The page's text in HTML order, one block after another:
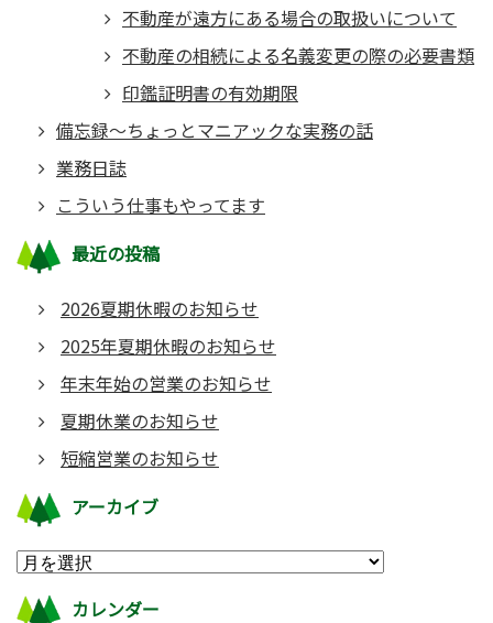
不動産が遠方にある場合の取扱いについて
不動産の相続による名義変更の際の必要書類
印鑑証明書の有効期限
備忘録～ちょっとマニアックな実務の話
業務日誌
こういう仕事もやってます
最近の投稿
2026夏期休暇のお知らせ
2025年夏期休暇のお知らせ
年末年始の営業のお知らせ
夏期休業のお知らせ
短縮営業のお知らせ
アーカイブ
カレンダー